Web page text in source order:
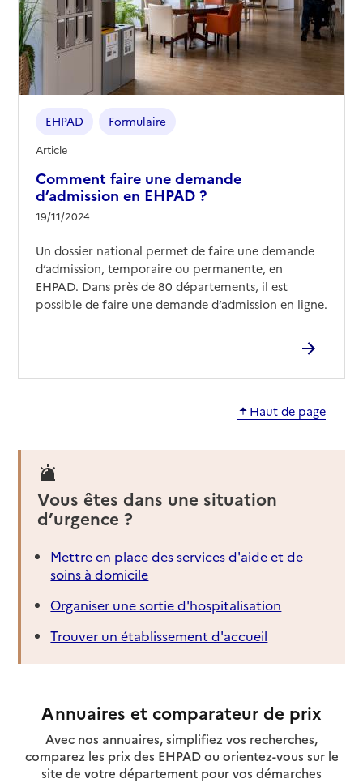
Comment faire une demande
d’admission en EHPAD ?
19/11/2024
EHPAD Formulaire
Article
Un dossier national permet de faire une demande
d’admission, temporaire ou permanente, en
EHPAD. Dans près de 80 départements, il est
possible de faire une demande d’admission en ligne.
Haut de page
Vous êtes dans une situation
d’urgence ?
Mettre en place des services d'aide et de
soins à domicile
Organiser une sortie d'hospitalisation
Trouver un établissement d'accueil
Annuaires et comparateur de prix
Avec nos annuaires, simplifiez vos recherches,
comparez les prix des EHPAD ou orientez-vous sur le
site de votre département pour vos démarches